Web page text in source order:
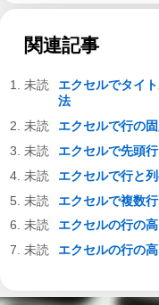
関連記事
エクセルでタイ
法
エクセルで行の
エクセルで先頭
エクセルで行と
エクセルで複数
エクセルの行の
エクセルの行の